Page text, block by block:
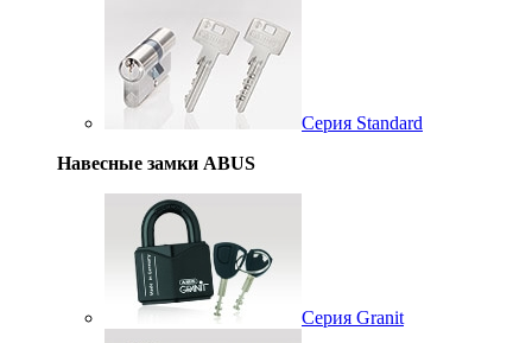
Серия Standard
Навесные замки ABUS
Серия Granit